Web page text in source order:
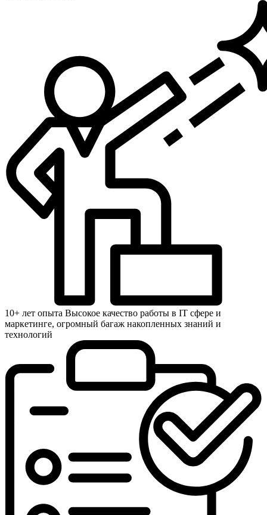
10+ лет опыта Высокое качество работы в IT сфере и
маркетинге, огромный багаж накопленных знаний и
технологий